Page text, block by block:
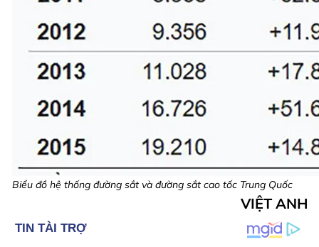
Biểu đồ hệ thống đường sắt và đường sắt cao tốc Trung Quốc
VIỆT ANH